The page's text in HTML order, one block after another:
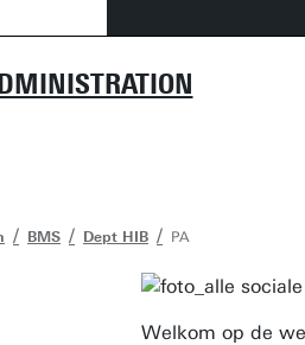
BMS Dept HIB PA
Welkom op de